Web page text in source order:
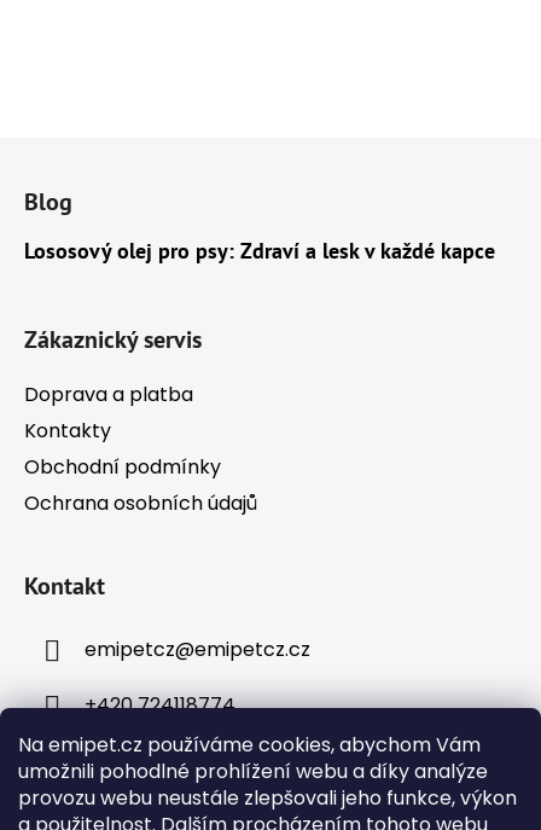
Na emipet.cz používáme cookies, abychom Vám
umožnili pohodlné prohlížení webu a díky analýze
provozu webu neustále zlepšovali jeho funkce, výkon
Blog
Lososový olej pro psy: Zdraví a lesk v každé kapce
Zákaznický servis
Doprava a platba
Kontakty
Obchodní podmínky
Ochrana osobních údajů
Kontakt
emipetcz@emipetcz.cz
+420 724118774